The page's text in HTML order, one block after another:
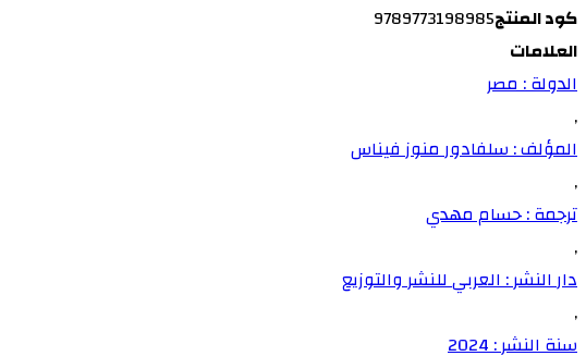
كود المنتج9789773198985
العلامات
الدولة : مصر
,
المؤلف : سلفادور منوز فيناس
,
ترجمة : حسام مهدي
,
دار النشر : العربي للنشر والتوزيع
,
سنة النشر : 2024